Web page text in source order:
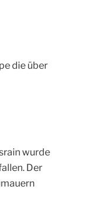
die über
wurde
Der